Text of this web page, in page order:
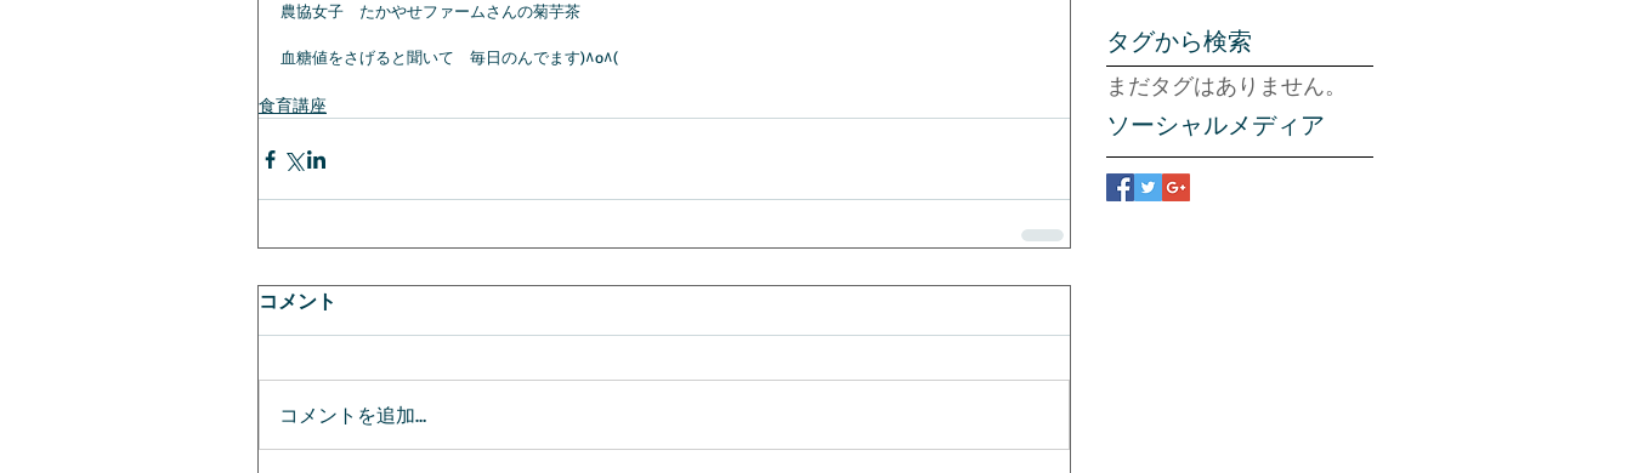
農協女子　たかやせファームさんの菊芋茶
血糖値をさげると聞いて　毎日のんでます)^o^(
食育講座
コメント
コメントを追加…
タグから検索
まだタグはありません。
ソーシャルメディア